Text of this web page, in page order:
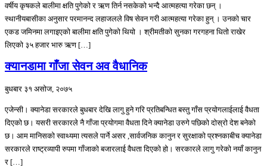
वर्षीय कृषकले बालीमा क्षति पुगेको र ऋण तिर्न नसकेको भन्दै आत्महत्या गरेका छन् ।
स्थानीयबासीका अनुसार परमानन्द लहाजलले विष सेवन गरी आत्महत्या गरेका हुन् । उनको चार
एकड जमिनमा लगाइएको बालीमा क्षति पुगेको थियो । श्रीमतीको सुनका गरगहना धितो राखेर
लिएको ३५ हजार भारु ऋण […]
क्यानडामा गाँजा सेवन अव वैधानिक
बुधबार ३१ असोज, २०७५
एजेन्सी। क्यानेडा सरकारले बुधबार देखि लागु हुने गरि प्रतिबन्धित बस्तु गाँस प्रयोगलाईलाई वैधता
दिएको छ। यसरी सरकारले नै गाँजा प्रयोगमा वैधता दिने क्यानेडा उरुगे पछिको दोस्रो देश बनेको
छ। आम मानिसको स्वाथ्यमा त्यसले पार्ने असर ,सार्वजनिक कानुन र सुरक्षाको प्रश्नकाबीच क्यानेडा
सरकारले राष्ट्रव्यापी रुपमा गाँजाको बजारलाई वैधता दिएको हो। सरकारले लागु गरेको नयाँ कानुन
र […]